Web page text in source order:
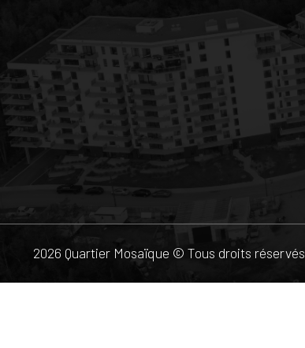
2026 Quartier Mosaïque © Tous droits réservés